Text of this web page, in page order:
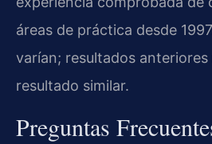
áreas de práctica desde
varían; resultados
resultado similar.
Preguntas